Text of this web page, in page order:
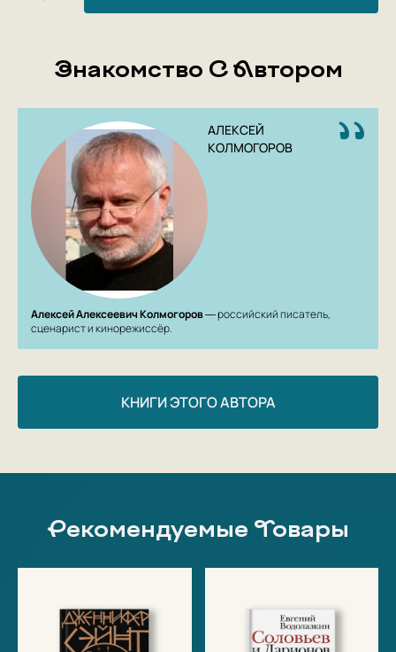
операции по спасению Государя Императора и
августейшей семьи из большевистского плена в доме
Ипатьева в Екатеринбурге.
Операция эта увенчалась полным успехом. Мои
царевны... моя ОТМА — жива».
Знакомство С Автором
АЛЕКСЕЙ
КОЛМОГОРОВ
Алексей Алексеевич Колмогоров― российский писатель,
сценарист и кинорежиссёр.
КНИГИ ЭТОГО АВТОРА
Рекомендуемые Товары